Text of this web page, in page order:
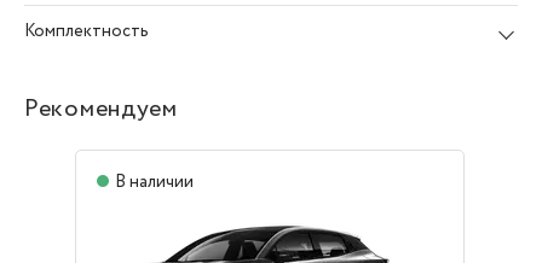
Комплектность
Рекомендуем
В наличии